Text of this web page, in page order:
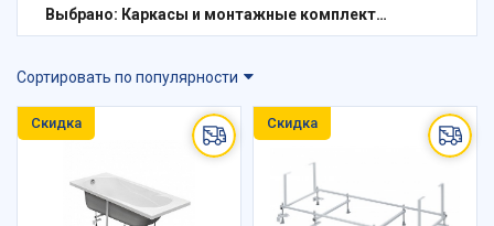
Выбрано: Каркасы и монтажные комплекты для ванн
Сортировать по популярности
Скидка Скидка